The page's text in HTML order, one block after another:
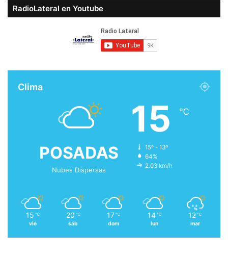
RadioLateral en Youtube
Clima
POSADAS
Nubes Dispersas
15 ℃
15º - 13º
64%
2.03 km/h
15 ℃
vie
20 ℃
sáb
17 ℃
dom
14 ℃
lun
12 ℃
mar